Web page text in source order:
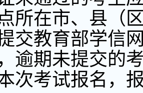
所在市、县（
交教育部学信
逾期未提交的
次考试报名，